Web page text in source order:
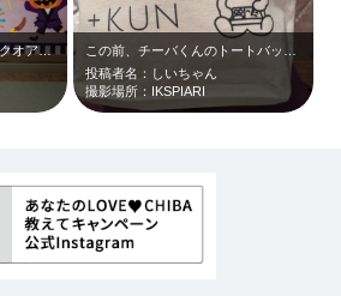
10月はハロウィン！トリックオアトリート＼(^o^) ／
投稿者名：しいちゃん
撮影場所：IKSPIARI